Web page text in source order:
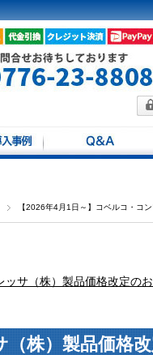
【2026年4月1日～】コベルコ・コ
ッサ（株）製品価格改定の
株）製品価格